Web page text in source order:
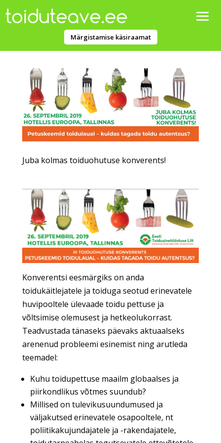
Märgistamise käsiraamat
Juba kolmas toiduohutuse konverents!
Konverentsi eesmärgiks on anda
toidukäitlejatele ja toiduga seotud erinevatele
huvipooltele ülevaade toidu pettuse ja
võltsimise olemusest ja hetkeolukorrast.
Teadvustada tänaseks päevaks aktuaalseks
arenenud probleemi esinemist ning arutleda
teemadel:
Kuhu toidupettuse maailm globaalses ja
piirkondlikus võtmes suundub?
Millised on tulevikusuundumused ja
väljakutsed erinevatele osapooltele, nt
poliitikakujundajatele ja -rakendajatele,